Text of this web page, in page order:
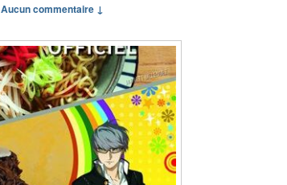
Aucun commentaire ↓